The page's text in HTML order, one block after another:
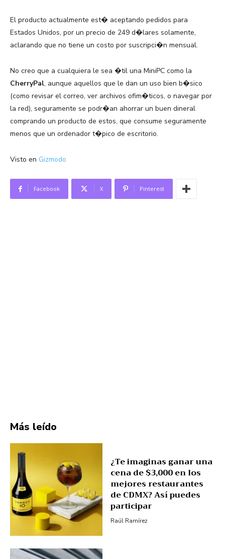
El producto actualmente est� aceptando pedidos para
Estados Unidos, por un precio de 249 d�lares solamente,
aclarando que no tiene un costo por suscripci�n mensual.
No creo que a cualquiera le sea �til una MiniPC como la
CherryPal, aunque aquellos que le dan un uso bien b�sico
(como revisar el correo, ver archivos ofim�ticos, o navegar por
la red), seguramente se podr�an ahorrar un buen dineral
comprando un producto de estos, que consume seguramente
menos que un ordenador t�pico de escritorio.
Visto en Gizmodo
Facebook X Pinterest
Más leído
¿Te imaginas ganar una
cena de $3,000 en los
mejores restaurantes
de CDMX? Así puedes
participar
Raúl Ramírez